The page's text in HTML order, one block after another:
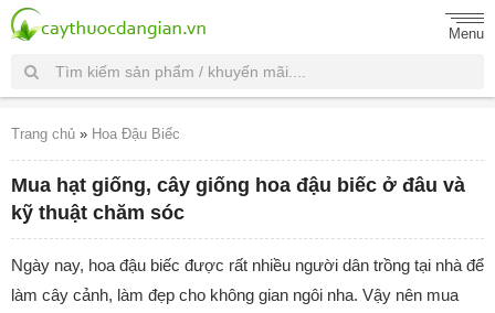
Menu
Trang chủ » Hoa Đậu Biếc
Mua hạt giống, cây giống hoa đậu biếc ở đâu và
kỹ thuật chăm sóc
Ngày nay, hoa đậu biếc được rất nhiều người dân trồng tại nhà để
làm cây cảnh, làm đẹp cho không gian ngôi nha. Vậy nên mua